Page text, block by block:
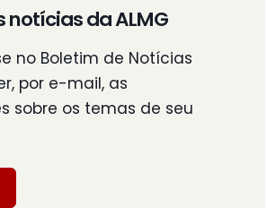
notícias da ALMG
no Boletim de Notícias
por e-mail, as
sobre os temas de seu